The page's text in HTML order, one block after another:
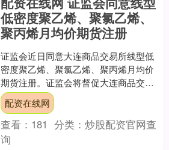
低密度聚乙烯、聚氯乙烯、
聚丙烯月均价期货注册
证监会近日同意大连商品交易所线型低
密度聚乙烯、聚氯乙烯、聚丙烯月均价
期货注册。证监会将督促大连商品交易
所做好各项准备工作配资在线网配资在
线网，确保线型低密度聚乙....
配资在线网
查看： 181 分类：炒股配资官网查
询